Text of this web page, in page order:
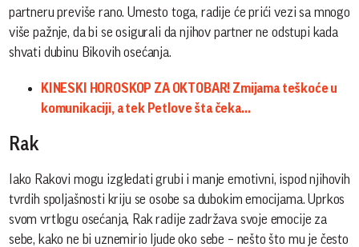
partneru previše rano. Umesto toga, radije će prići vezi sa mnogo
više pažnje, da bi se osigurali da njihov partner ne odstupi kada
shvati dubinu Bikovih osećanja.
KINESKI HOROSKOP ZA OKTOBAR! Zmijama teškoće u
komunikaciji, a tek Petlove šta čeka...
Rak
Iako Rakovi mogu izgledati grubi i manje emotivni, ispod njihovih
tvrdih spoljašnosti kriju se osobe sa dubokim emocijama. Uprkos
svom vrtlogu osećanja, Rak radije zadržava svoje emocije za
sebe, kako ne bi uznemirio ljude oko sebe – nešto što mu je često